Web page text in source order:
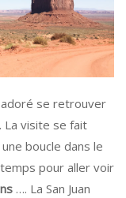
se retrouver
La visite se fait
boucle dans le
pour aller voir
…. La San Juan